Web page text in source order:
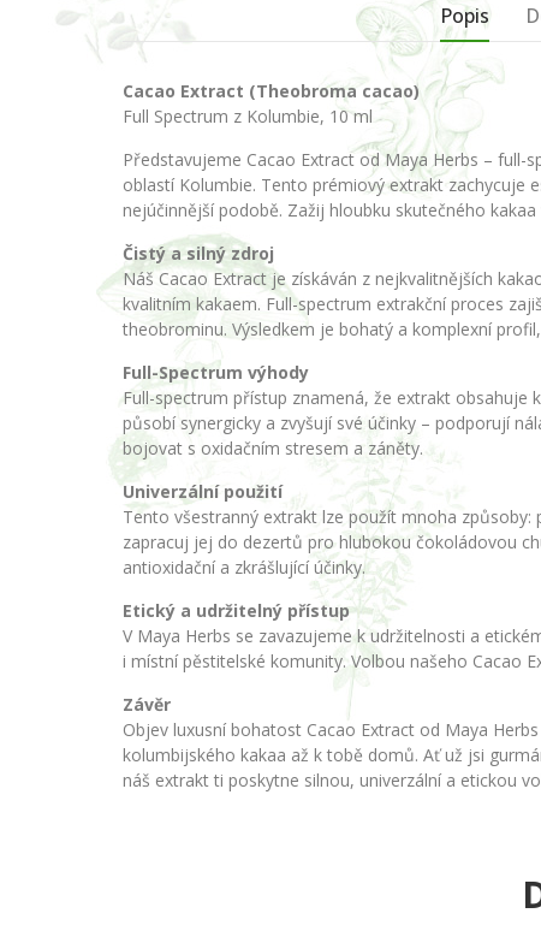
Popis
Cacao Extract (Theobroma cacao)
Full Spectrum z Kolumbie, 10 ml
Představujeme Cacao Extract od Maya Herbs – full-
oblastí Kolumbie. Tento prémiový extrakt zachycuje
nejúčinnější podobě. Zažij hloubku skutečného
Čistý a silný zdroj
Náš Cacao Extract je získáván z nejkvalitnějších
kvalitním kakaem. Full-spectrum extrakční proces
theobrominu. Výsledkem je bohatý a komplexní
Full-Spectrum výhody
Full-spectrum přístup znamená, že extrakt obsahuje
působí synergicky a zvyšují své účinky – podporují
bojovat s oxidačním stresem a záněty.
Univerzální použití
Tento všestranný extrakt lze použít mnoha
zapracuj jej do dezertů pro hlubokou čokoládovou
antioxidační a zkrášlující účinky.
Etický a udržitelný přístup
V Maya Herbs se zavazujeme k udržitelnosti a
i místní pěstitelské komunity. Volbou našeho Cacao
Závěr
Objev luxusní bohatost Cacao Extract od Maya
kolumbijského kakaa až k tobě domů. Ať už jsi
náš extrakt ti poskytne silnou, univerzální a etickou